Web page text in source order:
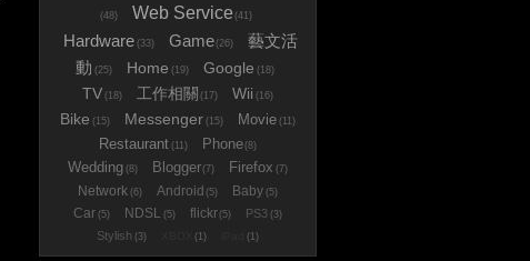
(48) Web Service (41)
Hardware (33) Game(26)
藝文活
動 (25) Home (19) Google (18)
TV (18) 工作相關 (17) Wii (16)
Bike (15) Messenger (15) Movie (11)
Restaurant (11) Phone(8)
Wedding (8) Blogger(7) Firefox (7)
Network (6) Android (5) Baby (5)
Car (5) NDSL (5) flickr(5) PS3 (3)
Stylish (3) (1) (1)